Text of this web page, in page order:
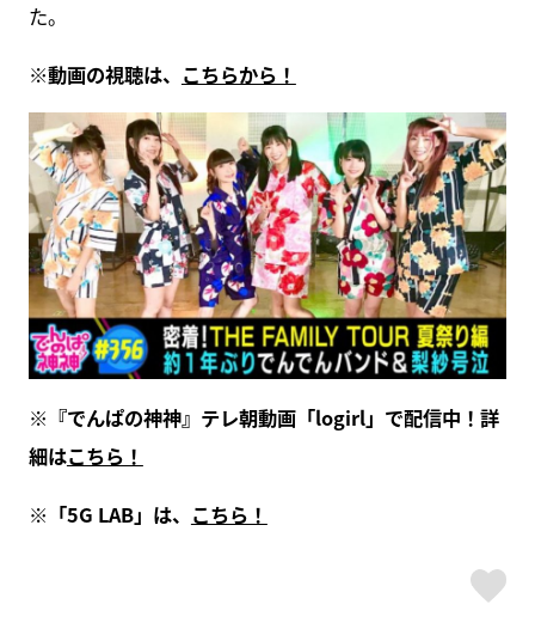
た。
※動画の視聴は、 こちらから！
※『でんぱの神神』テレ朝動画「logirl」で配信中！詳
細はこちら！
※「5G LAB」は、 こちら！